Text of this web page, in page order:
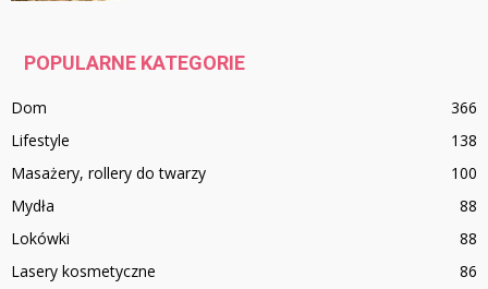
POPULARNE KATEGORIE
Dom
366
Lifestyle
138
Masażery, rollery do twarzy
100
Mydła
88
Lokówki
88
Lasery kosmetyczne
86